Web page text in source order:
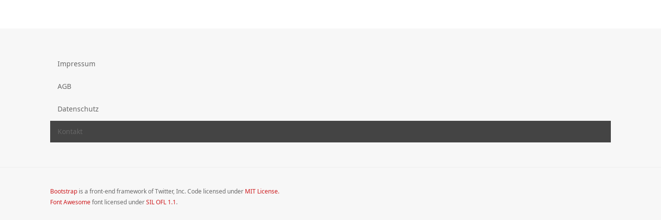
Impressum
AGB
Datenschutz
Kontakt
Bootstrap is a front-end framework of Twitter, Inc. Code licensed under MIT License.
Font Awesomefont licensed underSIL OFL 1.1.